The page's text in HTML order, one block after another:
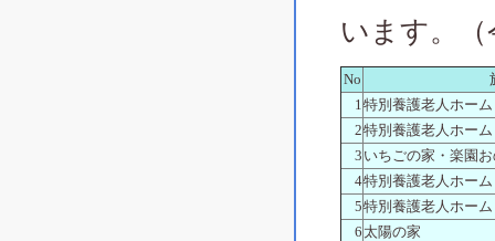
います。
No
1特別養護老人ホー
2特別養護老人ホー
3 いちごの家・楽園
4特別養護老人ホー
5特別養護老人ホー
6太陽の家